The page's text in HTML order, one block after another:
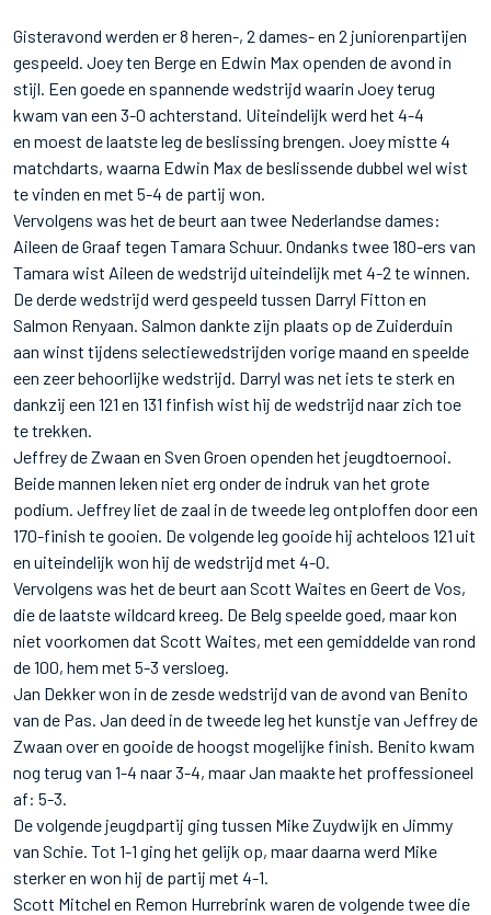
Gisteravond werden er 8 heren-, 2 dames- en 2 juniorenpartijen
gespeeld. Joey ten Berge en Edwin Max openden de avond in
stijl. Een goede en spannende wedstrijd waarin Joey terug
kwam van een 3-0 achterstand. Uiteindelijk werd het 4-4
en moest de laatste leg de beslissing brengen. Joey mistte 4
matchdarts, waarna Edwin Max de beslissende dubbel wel wist
te vinden en met 5-4 de partij won.
Vervolgens was het de beurt aan twee Nederlandse dames:
Aileen de Graaf tegen Tamara Schuur. Ondanks twee 180-ers van
Tamara wist Aileen de wedstrijd uiteindelijk met 4-2 te winnen.
De derde wedstrijd werd gespeeld tussen Darryl Fitton en
Salmon Renyaan. Salmon dankte zijn plaats op de Zuiderduin
aan winst tijdens selectiewedstrijden vorige maand en speelde
een zeer behoorlijke wedstrijd. Darryl was net iets te sterk en
dankzij een 121 en 131 finfish wist hij de wedstrijd naar zich toe
te trekken.
Jeffrey de Zwaan en Sven Groen openden het jeugdtoernooi.
Beide mannen leken niet erg onder de indruk van het grote
podium. Jeffrey liet de zaal in de tweede leg ontploffen door een
170-finish te gooien. De volgende leg gooide hij achteloos 121 uit
en uiteindelijk won hij de wedstrijd met 4-0.
Vervolgens was het de beurt aan Scott Waites en Geert de Vos,
die de laatste wildcard kreeg. De Belg speelde goed, maar kon
niet voorkomen dat Scott Waites, met een gemiddelde van rond
de 100, hem met 5-3 versloeg.
Jan Dekker won in de zesde wedstrijd van de avond van Benito
van de Pas. Jan deed in de tweede leg het kunstje van Jeffrey de
Zwaan over en gooide de hoogst mogelijke finish. Benito kwam
nog terug van 1-4 naar 3-4, maar Jan maakte het proffessioneel
af: 5-3.
De volgende jeugdpartij ging tussen Mike Zuydwijk en Jimmy
van Schie. Tot 1-1 ging het gelijk op, maar daarna werd Mike
sterker en won hij de partij met 4-1.
Scott Mitchel en Remon Hurrebrink waren de volgende twee die